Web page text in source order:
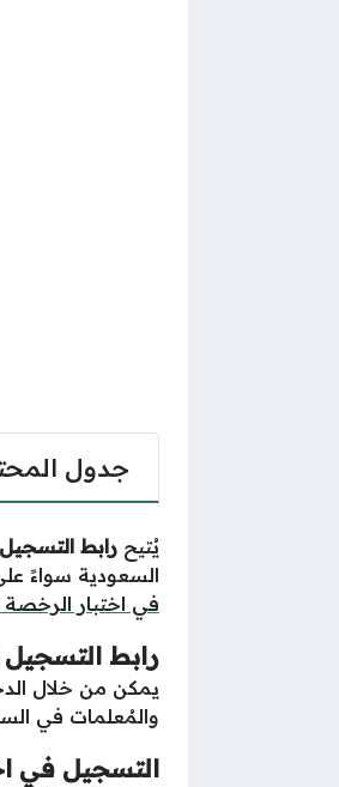
جدول
يُتيح رابط
السعودية سواءً
في اختبار الرخصة
رابط
يمكن من خلال
والمُعلمات في
التسجيل في